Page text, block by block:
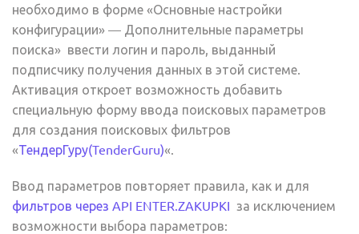
необходимо в форме «Основные настройки
конфигурации» — Дополнительные параметры
поиска» ввести логин и пароль, выданный
подписчику получения данных в этой системе.
Активация откроет возможность добавить
специальную форму ввода поисковых параметров
для создания поисковых фильтров
«ТендерГуру(TenderGuru)«.
Ввод параметров повторяет правила, как и для
фильтров через API ENTER.ZAKUPKI за исключением
возможности выбора параметров: